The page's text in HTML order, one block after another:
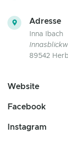
Adresse
Inna Ibach
89542
Website
Facebook
Instagram